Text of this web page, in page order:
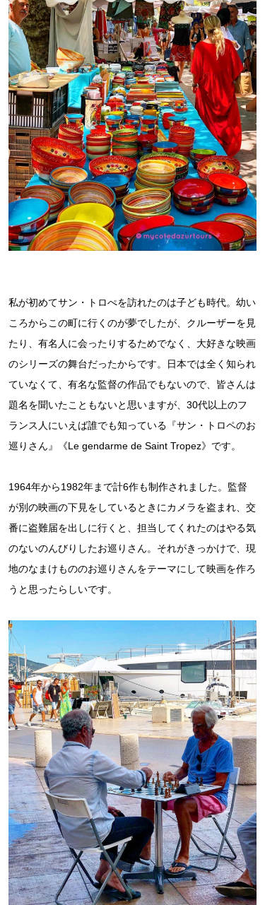
私が初めてサン・トロぺを訪れたのは子ども時代。幼い
ころからこの町に行くのが夢でしたが、クルーザーを見
たり、有名人に会ったりするためでなく、大好きな映画
のシリーズの舞台だったからです。日本では全く知られ
ていなくて、有名な監督の作品でもないので、皆さんは
題名を聞いたこともないと思いますが、30代以上のフ
ランス人にいえば誰でも知っている『サン・トロペのお
巡りさん』《Le gendarme de Saint Tropez》です。
1964年から1982年まで計6作も制作されました。監督
が別の映画の下見をしているときにカメラを盗まれ、交
番に盗難届を出しに行くと、担当してくれたのはやる気
のないのんびりしたお巡りさん。それがきっかけで、現
地のなまけもののお巡りさんをテーマにして映画を作ろ
うと思ったらしいです。